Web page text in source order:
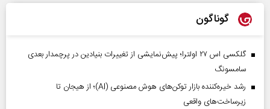
گوناگون
گلکسی اس ۲۷ اولترا؛ پیش‌نمایشی از تغییرات بنیادین در پرچمدار بعدی
سامسونگ
رشد خیره‌کننده بازار توکن‌های هوش مصنوعی (AI)؛ از هیجان تا
زیرساخت‌های واقعی